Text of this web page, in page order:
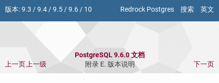
Redrock Postgres 搜索 英文
版本:9.3 /9.4/9.5/9.6/ 10
PostgreSQL 9.6.0 文档
上一页上一级 附录 E. 版本说明 下一页